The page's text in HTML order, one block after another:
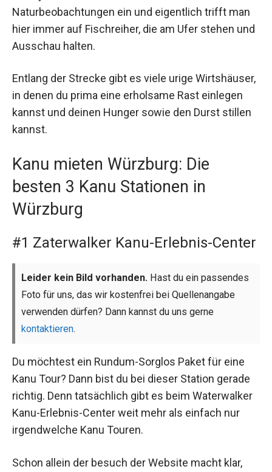
Naturbeobachtungen ein und eigentlich trifft man
hier immer auf Fischreiher, die am Ufer stehen und
Ausschau halten.
Entlang der Strecke gibt es viele urige Wirtshäuser,
in denen du prima eine erholsame Rast einlegen
kannst und deinen Hunger sowie den Durst stillen
kannst.
Kanu mieten Würzburg: Die
besten 3 Kanu Stationen in
Würzburg
#1 Zaterwalker Kanu-Erlebnis-Center
Leider kein Bild vorhanden. Hast du ein passendes
Foto für uns, das wir kostenfrei bei Quellenangabe
verwenden dürfen? Dann kannst du uns gerne
kontaktieren.
Du möchtest ein Rundum-Sorglos Paket für eine
Kanu Tour? Dann bist du bei dieser Station gerade
richtig. Denn tatsächlich gibt es beim Waterwalker
Kanu-Erlebnis-Center weit mehr als einfach nur
irgendwelche Kanu Touren.
Schon allein der besuch der Website macht klar,